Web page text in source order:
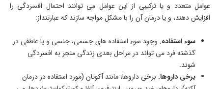
عوامل متعدد و یا ترکیبی از این عوامل می توانند احتمال افسردگی را
افزایش دهند، و یا درمان آن را با مشکل مواجه سازند که عبارتنداز:
سوء استفاده. وجود سوء استفاده های جسمی، جنسی و یا عاطفی در
گذشته فرد می تواند در مراحل بعدی زندگی منجر به افسردگی
شوند.
برخی داروها. برخی داروها، مانند آکوتان (مورد استفاده در درمان